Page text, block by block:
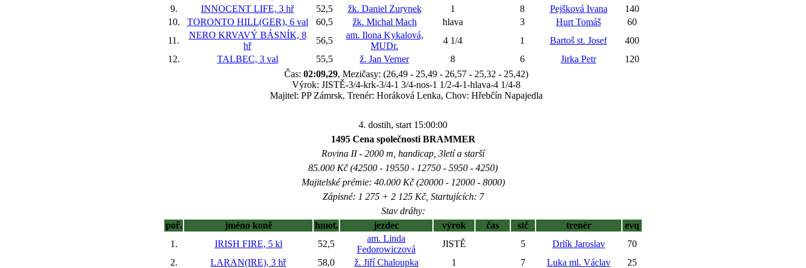
9.
INNOCENT LIFE, 3 hř 52,5 žk. Daniel Zurynek 1 8 Pejšková Ivana
140
10.
TORONTO HILL(GER), 6 val 60,5 žk. Michal Mach hlava 3 Hurt Tomáš
60
11.
NERO KRVAVÝ BÁSNÍK, 8
hř
56,5
am. Ilona Kykalová,
MUDr.
4 1/4 1 Bartoš st. Josef
400
12.
TALBEC, 3 val 55,5 ž. Jan Verner 8 6 Jirka Petr
120
Čas: 02:09,29, Mezičasy: (26,49 - 25,49 - 26,57 - 25,32 - 25,42)
Výrok: JISTĚ-3/4-krk-3/4-1 3/4-nos-1 1/2-4-1-hlava-4 1/4-8
Majitel: PP Zámrsk, Trenér: Horáková Lenka, Chov: Hřebčín Napajedla
4. dostih, start 15:00:00
1495 Cena společnosti BRAMMER
Rovina II - 2000 m, handicap, 3letí a starší
85.000 Kč (42500 - 19550 - 12750 - 5950 - 4250)
Majitelské prémie: 40.000 Kč (20000 - 12000 - 8000)
Zápisné: 1 275 + 2 125 Kč, Startujících: 7
Stav dráhy:
poř.
jméno koně hmot. jezdec výrok čas stč trenér
evq
1.
IRISH FIRE, 5 kl 52,5
am. Linda
Fedorowiczová
JISTĚ 5 Drlík Jaroslav
70
2.
LARAN(IRE), 3 hř 58,0 ž. Jiří Chaloupka 1 7 Luka ml. Václav
25